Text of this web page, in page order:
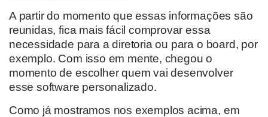
A partir do momentoque essas informações são
reunidas, fica mais fácil comprovar essa
necessidade para adiretoria ou para o board, por
exemplo. Com isso em mente, chegou o
momento de escolher quem vai desenvolver
esse software personalizado.
Como já mostramos nos exemplos acima, em